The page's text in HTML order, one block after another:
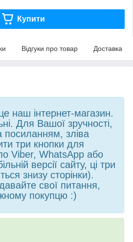
Купити
Відгуки про товар Доставка
наш інтернет-магазин.
Для Вашої зручності,
зліва
три кнопки для
Viber, WhatsApp або
версії сайту, ці три
знизу сторінки).
свої питання,
покупцю :)